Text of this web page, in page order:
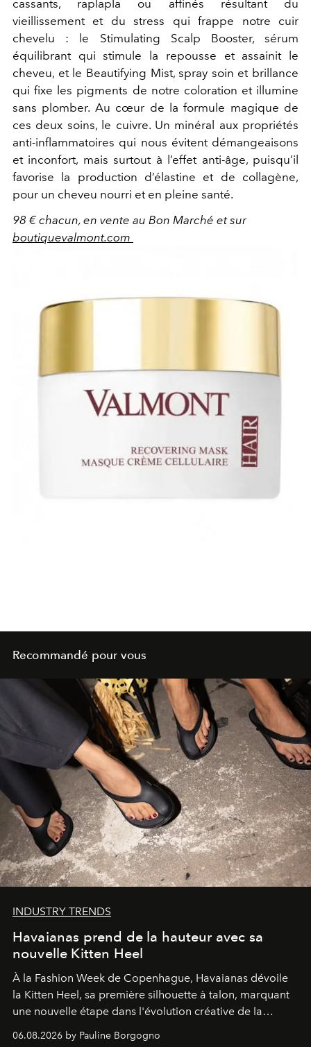
cassants, raplapla ou affinés résultant du
vieillissement et du stress qui frappe notre cuir
chevelu : le Stimulating Scalp Booster, sérum
équilibrant qui stimule la repousse et assainit le
cheveu, et le Beautifying Mist, spray soin et brillance
qui fixe les pigments de notre coloration et illumine
sans plomber. Au cœur de la formule magique de
ces deux soins, le cuivre. Un minéral aux propriétés
anti-inflammatoires qui nous évitent démangeaisons
et inconfort, mais surtout à l’effet anti-âge, puisqu’il
favorise la production d’élastine et de collagène,
pour un cheveu nourri et en pleine santé.
98 € chacun, en vente au Bon Marché et sur
boutiquevalmont.com
Recommandé pour vous
INDUSTRY TRENDS
Havaianas prend de la hauteur avec sa
nouvelle Kitten Heel
À la Fashion Week de Copenhague, Havaianas dévoile
la Kitten Heel, sa première silhouette à talon, marquant
une nouvelle étape dans l'évolution créative de la
06.08.2026 by Pauline Borgogno